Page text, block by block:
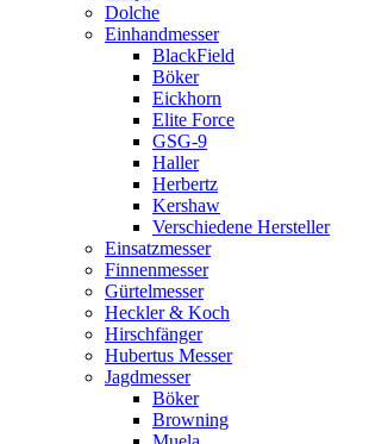
Dolche
Einhandmesser
BlackField
Böker
Eickhorn
Elite Force
GSG-9
Haller
Herbertz
Kershaw
Verschiedene Hersteller
Einsatzmesser
Finnenmesser
Gürtelmesser
Heckler & Koch
Hirschfänger
Hubertus Messer
Jagdmesser
Böker
Browning